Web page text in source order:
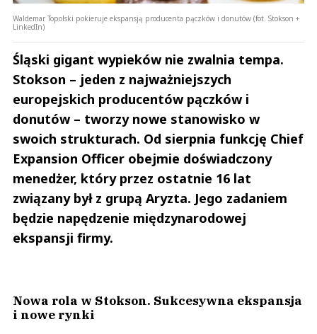
Waldemar Topolski pokieruje ekspansją producenta pączków i donutów (fot. Stokson +
LinkedIn)
Śląski gigant wypieków nie zwalnia tempa.
Stokson – jeden z najważniejszych
europejskich producentów pączków i
donutów – tworzy nowe stanowisko w
swoich strukturach. Od sierpnia funkcję Chief
Expansion Officer obejmie doświadczony
menedżer, który przez ostatnie 16 lat
związany był z grupą Aryzta. Jego zadaniem
będzie napędzenie międzynarodowej
ekspansji firmy.
Nowa rola w Stokson. Sukcesywna ekspansja
i nowe rynki